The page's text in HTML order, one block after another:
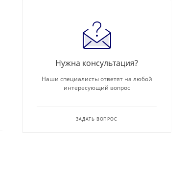
Нужна консультация?
Наши специалисты ответят на любой
интересующий вопрос
ЗАДАТЬ ВОПРОС